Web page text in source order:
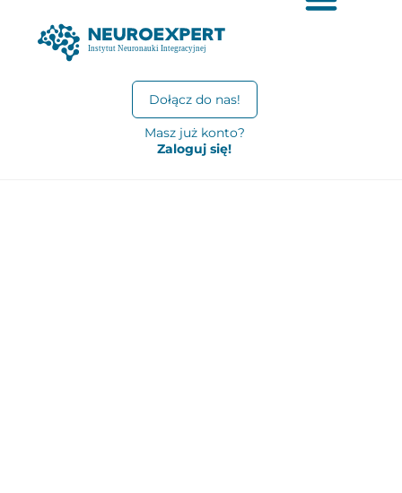
Dołącz do nas!
Masz już konto?
Zaloguj się!